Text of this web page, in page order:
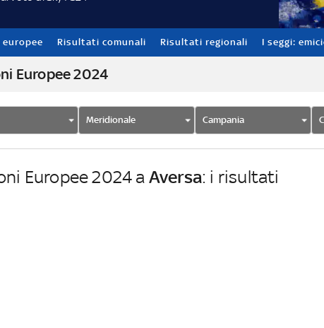
Risultati comunali Risultati regionali I seggi:
Europee 2024
Meridionale Campania
Europee 2024 a Aversa: i risultati